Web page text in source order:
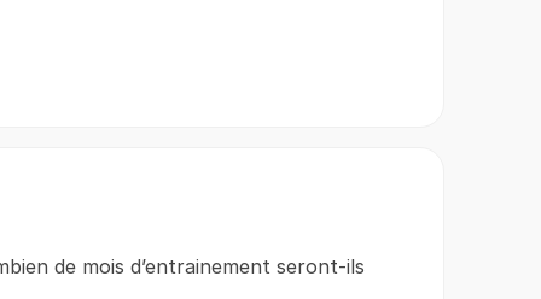
de mois d’entrainement seront-ils